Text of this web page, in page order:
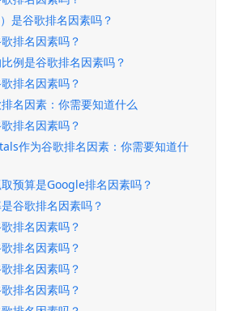
是谷歌排名因素吗？
排名因素吗？
例是谷歌排名因素吗？
排名因素吗？
名因素：你需要知道什么
排名因素吗？
作为谷歌排名因素：你需要知道什
预算是Google排名因素吗？
谷歌排名因素吗？
排名因素吗？
排名因素吗？
排名因素吗？
排名因素吗？